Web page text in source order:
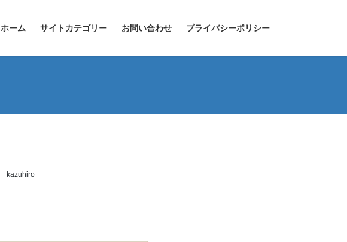
ホーム サイトカテゴリー お問い合わせ プライバシーポリシー
kazuhiro